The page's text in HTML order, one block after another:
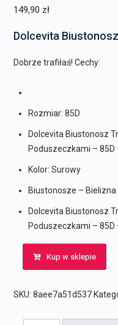
149,90 zł
Dolcevita
Dobrze trafiłaś! Cechy:
Rozmiar: 85D
Dolcevita Biustonosz
Poduszeczkami – 85D
Kolor: Surowy
Biustonosze – Bielizna
Dolcevita Biustonosz
Poduszeczkami – 85D
Kup w sklepie
SKU: 8aee7a51d537